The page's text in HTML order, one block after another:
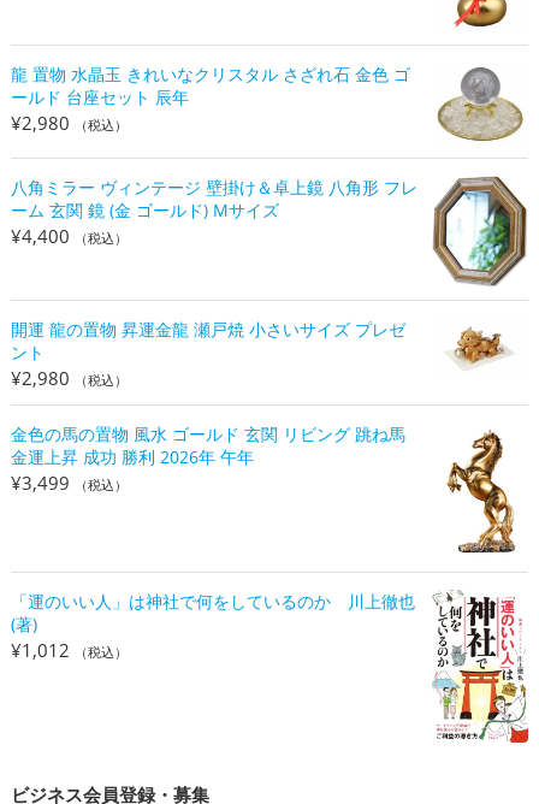
龍 置物 水晶玉 きれいなクリスタル さざれ石 金色 ゴ
ールド 台座セット 辰年
¥2,980 （税込）
八角ミラー ヴィンテージ 壁掛け＆卓上鏡 八角形 フレ
ーム 玄関 鏡 (金 ゴールド) Mサイズ
¥4,400 （税込）
開運 龍の置物 昇運金龍 瀬戸焼 小さいサイズ プレゼ
ント
¥2,980 （税込）
金色の馬の置物 風水 ゴールド 玄関 リビング 跳ね馬
金運上昇 成功 勝利 2026年 午年
¥3,499 （税込）
「運のいい人」は神社で何をしているのか 川上徹也
(著)
¥1,012 （税込）
ビジネス会員登録・募集